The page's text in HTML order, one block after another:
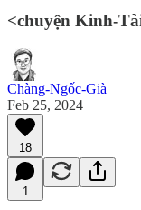
<chuyện Kinh-
Chàng-Ngốc-Già
Feb 25, 2024
18
1